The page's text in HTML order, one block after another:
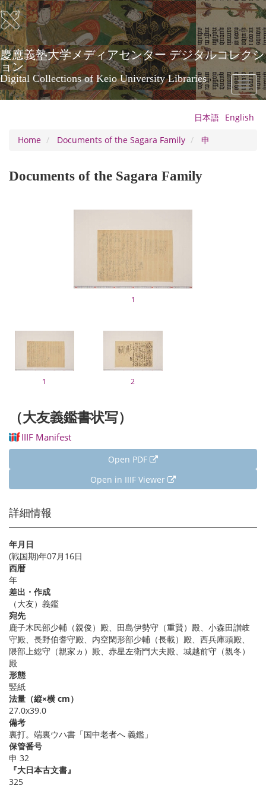
Skip
to
main
content
慶應義塾大学メディアセンター デジタルコレクシ
ョン
Digital Collections of Keio University Libraries
Toggle
日本語 English
Home
Documents of the Sagara Family 申
Documents of the Sagara Family
1
1 2
（大友義鑑書状写）
IIIF Manifest
Open PDF
Open in IIIF Viewer
詳細情報
年月日
(戦国期)年07月16日
西暦
年
差出・作成
（大友）義鑑
宛先
鹿子木民部少輔（親俊）殿、田島伊勢守（重賢）殿、小森田讃岐
守殿、長野伯耆守殿、内空閑形部少輔（長載）殿、西兵庫頭殿、
隈部上総守（親家ヵ）殿、赤星左衛門大夫殿、城越前守（親冬）
殿
形態
竪紙
法量（縦×横 cm）
27.0x39.0
備考
裏打。端裏ウハ書「国中老者へ 義鑑」
保管番号
申 32
『大日本古文書』
325